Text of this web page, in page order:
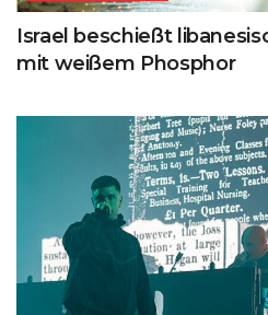
Israel beschießt
mit weißem Phosphor